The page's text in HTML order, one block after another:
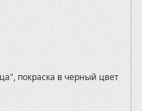
покраска в черный цвет